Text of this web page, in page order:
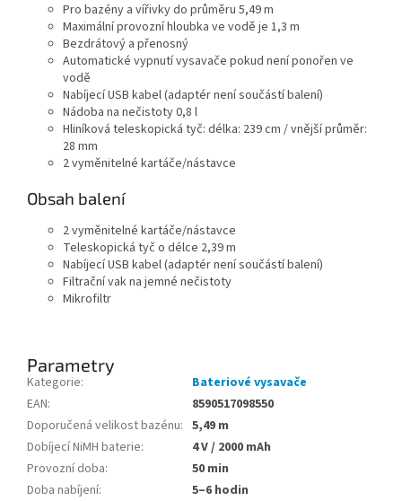
Pro bazény a vířivky do průměru 5,49 m
Maximální provozní hloubka ve vodě je 1,3 m
Bezdrátový a přenosný
Automatické vypnutí vysavače pokud není ponořen ve
vodě
Nabíjecí USB kabel (adaptér není součástí balení)
Nádoba na nečistoty 0,8 l
Hliníková teleskopická tyč: délka: 239 cm / vnější průměr:
28 mm
2 vyměnitelné kartáče/nástavce
Obsah balení
2 vyměnitelné kartáče/nástavce
Teleskopická tyč o délce 2,39 m
Nabíjecí USB kabel (adaptér není součástí balení)
Filtrační vak na jemné nečistoty
Mikrofiltr
Parametry
Kategorie:
Bateriové vysavače
EAN:
8590517098550
Doporučená velikost bazénu: 5,49 m
Dobíjecí NiMH baterie:
4 V / 2000 mAh
Provozní doba:
50 min
Doba nabíjení:
5–6 hodin